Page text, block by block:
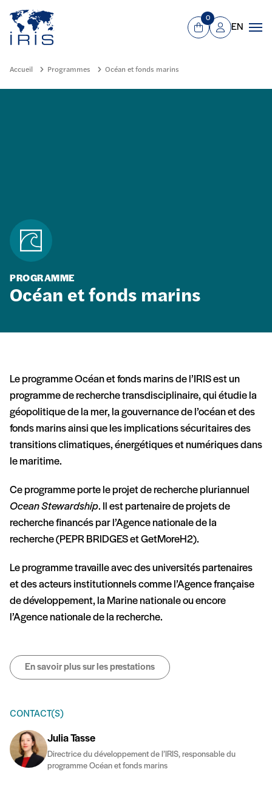
Aller au contenu principal
Panier
0
Mon compte
EN
Accueil Programmes Océan et fonds marins
PROGRAMME
Océan et fonds marins
Le programme Océan et fonds marins de l’IRIS est un
programme de recherche transdisciplinaire, qui étudie la
géopolitique de la mer, la gouvernance de l’océan et des
fonds marins ainsi que les implications sécuritaires des
transitions climatiques, énergétiques et numériques dans
le maritime.
Ce programme porte le projet de recherche pluriannuel
Ocean Stewardship. Il est partenaire de projets de
recherche financés par l’Agence nationale de la
recherche (PEPR BRIDGES et GetMoreH2).
Le programme travaille avec des universités partenaires
et des acteurs institutionnels comme l’Agence française
de développement, la Marine nationale ou encore
l’Agence nationale de la recherche.
En savoir plus sur les prestations
CONTACT(S)
Julia Tasse
Directrice du développement de l’IRIS, responsable du
programme Océan et fonds marins